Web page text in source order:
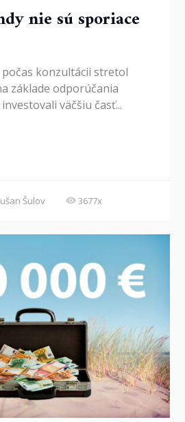
nie sú sporiace
konzultácii stretol
základe odporúčania
väčšiu časť...
Šulov 3677x